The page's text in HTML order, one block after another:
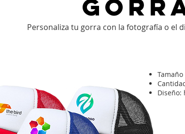
Personaliza tu gorra con la fotografía o el
Diseño: